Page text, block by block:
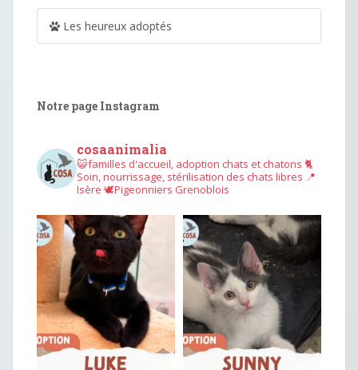
Les heureux adoptés
Notre page Instagram
cosaanimalia
😺familles d'accueil, adoption chats et chatons 🐈
Soin, nourrissage, stérilisation des chats libres 📍
Isère 🕊︎Pigeonniers Grenoblois